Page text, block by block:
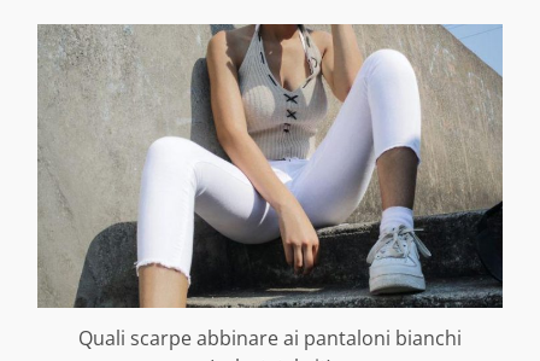
Quali scarpe abbinare ai pantaloni bianchi